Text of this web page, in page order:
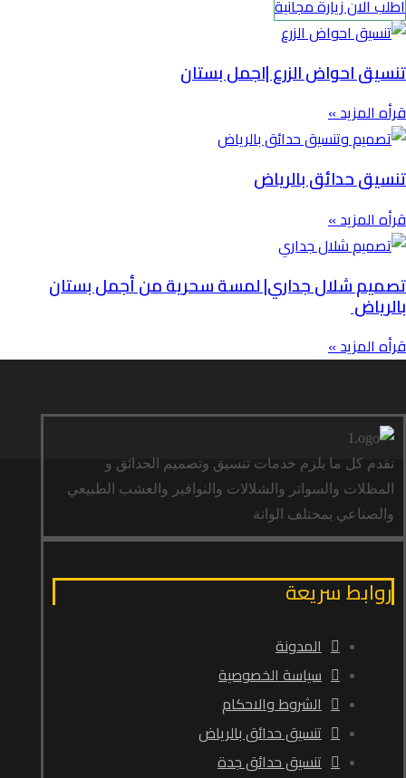
اطلب الان زيارة مجانية
تنسيق احواض الزرع |اجمل بستان
قرأه المزيد »
تنسيق حدائق بالرياض
قرأه المزيد »
تصميم شلال جداري| لمسة سحرية من أجمل بستان
بالرياض
قرأه المزيد »
نقدم كل ما يلزم خدمات تنسيق وتصميم الحدائق و
المظلات والسواتر والشلالات والنوافير والعشب الطبيعي
والصناعي بمختلف الوانة
روابط سريعة
المدونة
سياسة الخصوصية
الشروط والاحكام
تنسيق حدائق بالرياض
تنسيق حدائق جدة